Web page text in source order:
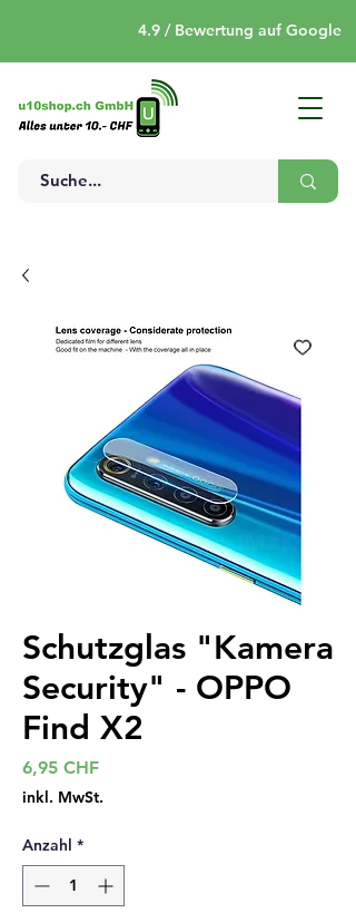
4.9 / Bewertung auf Google
Schutzglas "Kamera
Security" - OPPO
Find X2
6,95 CHFPreis
inkl. MwSt.
Anzahl *